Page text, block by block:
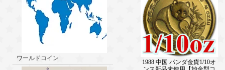
ワールドコイン
1988 中国 パンダ金貨1/10オ